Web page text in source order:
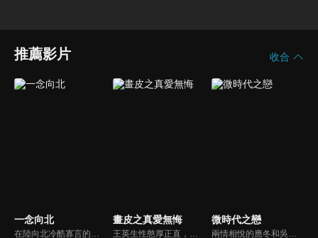
推薦影片 收合
一念向北 畫皮之真愛無悔 微時代之戀
兩情相悅的應冬和吳安珀，因為個性關係使他們屢屢擦身而過，無疾而終。之後，應冬和樂觀開朗卻無比平凡的萬嘉在一起；吳安珀戀上了電影導演康子銳。一群即將畢業的大學生，在青春的尾巴經歷剪不斷理還亂的愛恨情仇。